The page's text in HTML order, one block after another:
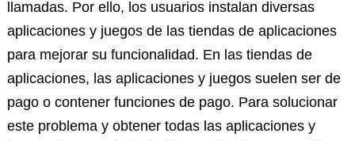
llamadas. Por ello, los usuarios instalan diversas
aplicaciones y juegos de las tiendas de aplicaciones
para mejorar su funcionalidad. En las tiendas de
aplicaciones, las aplicaciones y juegos suelen ser de
pago o contener funciones de pago. Para solucionar
este problema y obtener todas las aplicaciones y